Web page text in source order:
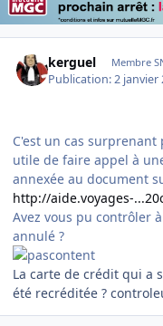
kerguel Membre
Publication:2 janvier
C'est un cas
utile de faire appel à
annexée au document
http://aide.voyages-
Avez vous pu contrôler
annulé ?
La carte de crédit qui a
été recréditée ?